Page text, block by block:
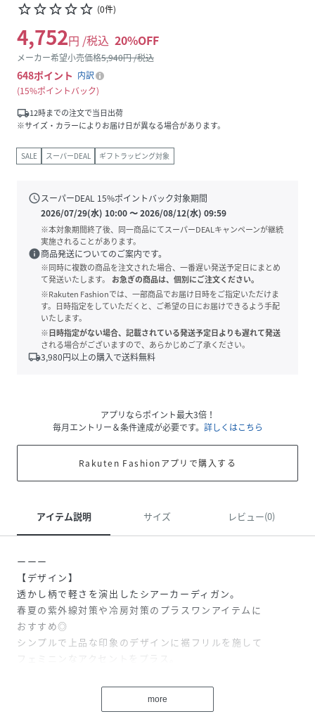
star_borderstar_borderstar_borderstar_borderstar_border (0件)
4,752円 /税込 20%OFF
メーカー希望小売価格5,940円 /税込
648ポイント 内訳
15%ポイントバック
local_shipping12時までの注文で当日出荷
※サイズ・カラーによりお届け日が異なる場合があります。
SALE スーパーDEAL ギフトラッピング対象
scheduleスーパーDEAL 15%ポイントバック対象期間
2026/07/29(水) 10:00〜2026/08/12(水) 09:59
※本対象期間終了後、同一商品にてスーパーDEALキャンペーンが継続
実施されることがあります。
info商品発送についてのご案内です。
※同時に複数の商品を注文された場合、一番遅い発送予定日にまとめ
て発送いたします。
お急ぎの商品は、個別にご注文ください。
※Rakuten Fashionでは、一部商品でお届け日時をご指定いただけま
す。日時指定をしていただくと、ご希望の日にお届けできるよう手配
いたします。
※日時指定がない場合、記載されている発送予定日よりも遅れて発送
される場合がございますので、あらかじめご了承ください。
local_shipping3,980円以上の購入で送料無料
アプリならポイント最大3倍！
毎月エントリー＆条件達成が必要です。 詳しくはこちら
Rakuten Fashionアプリで購入する
アイテム説明 サイズ レビュー(0)
ーーー
【デザイン】
透かし柄で軽さを演出したシアーカーディガン。
春夏の紫外線対策や冷房対策のプラスワンアイテムに
おすすめ◎
シンプルで上品な印象のデザインに裾フリルを施して
フェミニンなアクセントをプラス。
more